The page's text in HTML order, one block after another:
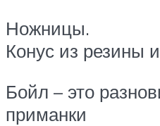
Ножницы.
Конус из резины
Бойл – это
приманки